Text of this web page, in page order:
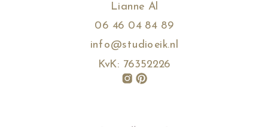
Lianne Al
06 46 04 84 89
info@studioeik.nl
KvK: 76352226